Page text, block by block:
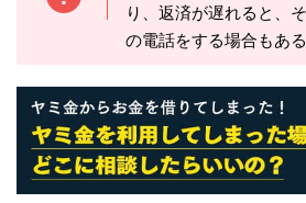
り、返済が遅れると、
の電話をする場合もある